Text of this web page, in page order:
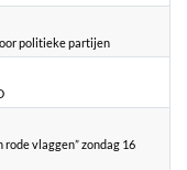
politieke partijen
vlaggen” zondag 16